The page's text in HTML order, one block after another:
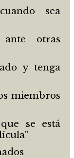
sea
otras
y tenga
miembros
se está